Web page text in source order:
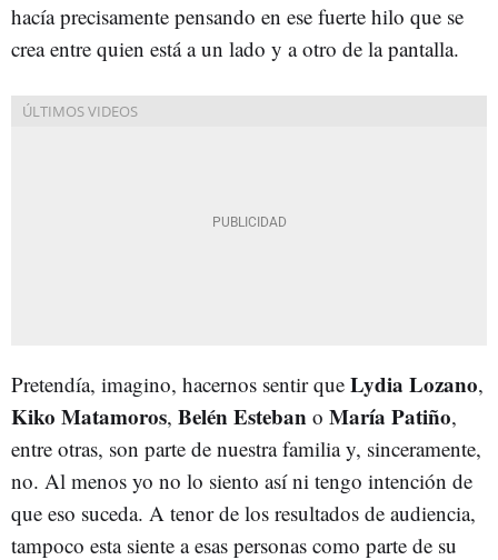
hacía precisamente pensando en ese fuerte hilo que se
crea entre quien está a un lado y a otro de la pantalla.
Pretendía, imagino, hacernos sentir que Lydia Lozano,
Kiko Matamoros, Belén Esteban o María Patiño,
entre otras, son parte de nuestra familia y, sinceramente,
no. Al menos yo no lo siento así ni tengo intención de
que eso suceda. A tenor de los resultados de audiencia,
tampoco esta siente a esas personas como parte de su